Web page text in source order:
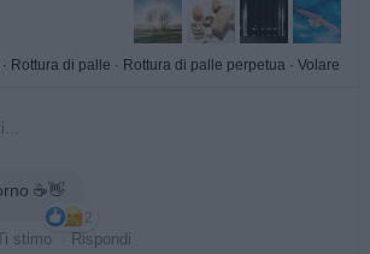
· Rottura di palle · Rottura di palle perpetua · Volare
☕👋
2
Ti stimo Rispondi